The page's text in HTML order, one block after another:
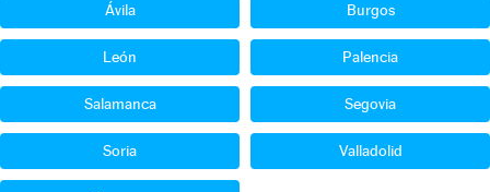
Ávila Burgos
León Palencia
Salamanca Segovia
Soria Valladolid